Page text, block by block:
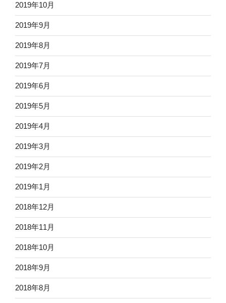
2019年10月
2019年9月
2019年8月
2019年7月
2019年6月
2019年5月
2019年4月
2019年3月
2019年2月
2019年1月
2018年12月
2018年11月
2018年10月
2018年9月
2018年8月